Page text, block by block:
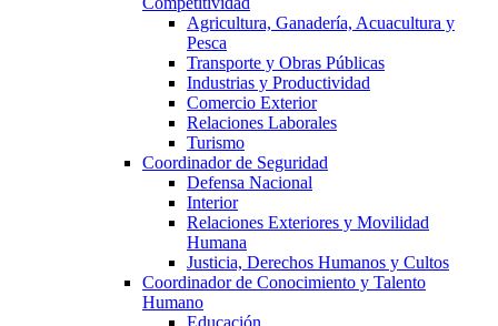
Agricultura, Ganadería, Acuacultura y
Pesca
Transporte y Obras Públicas
Industrias y Productividad
Comercio Exterior
Relaciones Laborales
Turismo
Coordinador de Seguridad
Defensa Nacional
Interior
Relaciones Exteriores y Movilidad
Humana
Justicia, Derechos Humanos y Cultos
Coordinador de Conocimiento y Talento
Humano
Educación